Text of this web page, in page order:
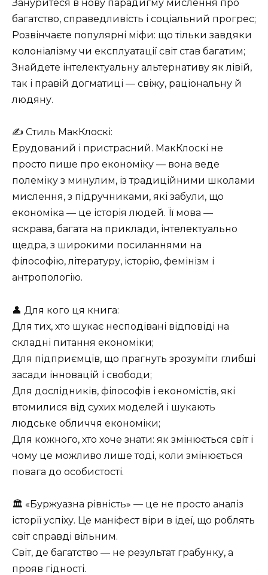
Зануритеся в нову парадигму мислення про
багатство, справедливість і соціальний прогрес;
Розвінчаєте популярні міфи: що тільки завдяки
колоніалізму чи експлуатації світ став багатим;
Знайдете інтелектуальну альтернативу як лівій,
так і правій догматиці — свіжу, раціональну й
людяну.
✍️ Стиль МакКлоскі:
Ерудований і пристрасний. МакКлоскі не
просто пише про економіку — вона веде
полеміку з минулим, із традиційними школами
мислення, з підручниками, які забули, що
економіка — це історія людей. Її мова —
яскрава, багата на приклади, інтелектуально
щедра, з широкими посиланнями на
філософію, літературу, історію, фемінізм і
антропологію.
👤 Для кого ця книга:
Для тих, хто шукає несподівані відповіді на
складні питання економіки;
Для підприємців, що прагнуть зрозуміти глибші
засади інновацій і свободи;
Для дослідників, філософів і економістів, які
втомилися від сухих моделей і шукають
людське обличчя економіки;
Для кожного, хто хоче знати: як змінюється світ і
чому це можливо лише тоді, коли змінюється
повага до особистості.
🏛 «Буржуазна рівність» — це не просто аналіз
історії успіху. Це маніфест віри в ідеї, що роблять
світ справді вільним.
Світ, де багатство — не результат грабунку, а
прояв гідності.